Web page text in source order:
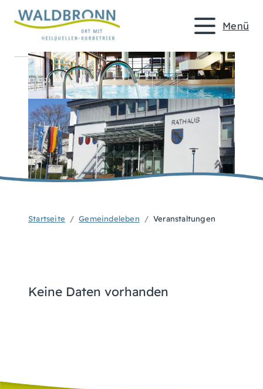
Menü
Startseite Gemeindeleben Veranstaltungen
Keine Daten vorhanden